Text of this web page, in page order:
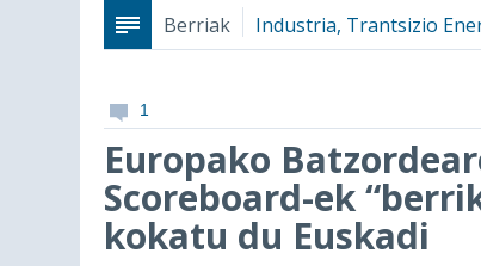
Berriak Industria, Trantsizio
1
Europako
Scoreboard-ek
kokatu du Euskadi